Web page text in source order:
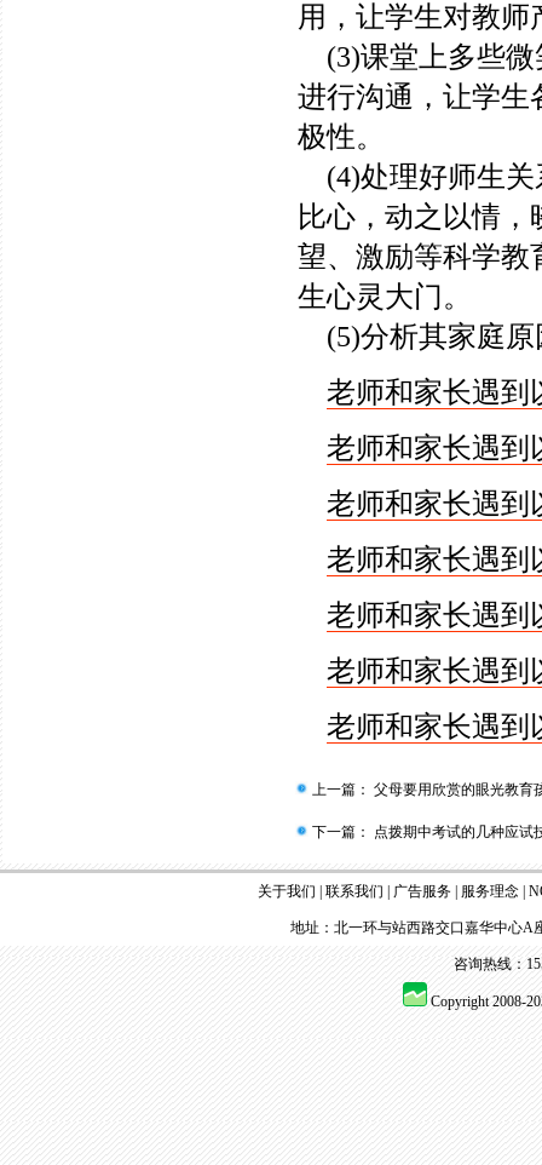
用，让学生对教师
(3)课堂上多些微
进行沟通，让学生
极性。
(4)处理好师生关
比心，动之以情
望、激励等科学教
生心灵大门。
(5)分析其家庭原
老师和家长遇到
老师和家长遇到
老师和家长遇到
老师和家长遇到
老师和家长遇到
老师和家长遇到
老师和家长遇到
上一篇： 父母要用欣赏的眼光教育
下一篇： 点拨期中考试的几种应试
关于我们 联系我们 广告服务| 服务理念|
地址：北一环与站西路交口嘉华中心
咨询热线：
Copyright 2008-